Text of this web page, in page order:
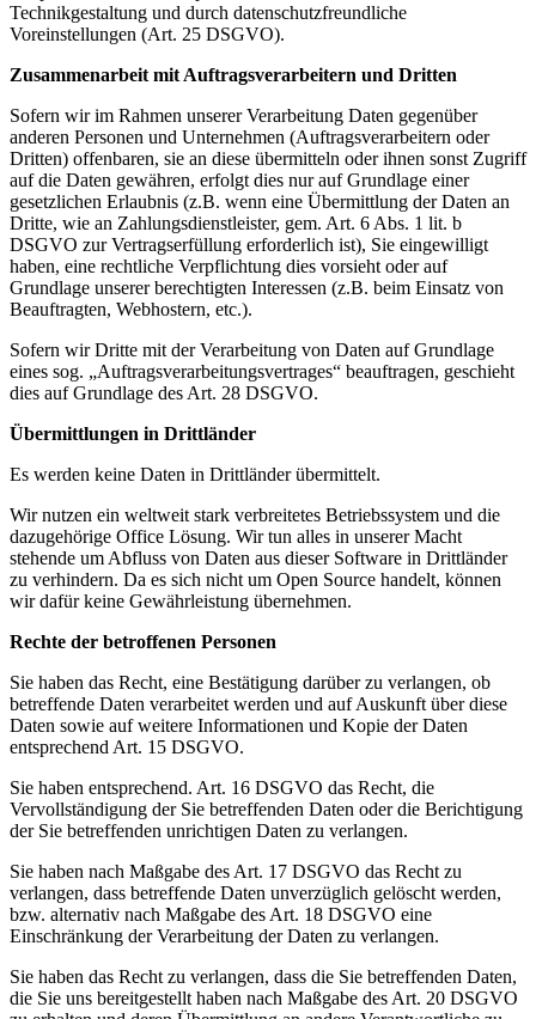
Technikgestaltung und durch datenschutzfreundliche
Voreinstellungen (Art. 25 DSGVO).
Zusammenarbeit mit Auftragsverarbeitern und Dritten
Sofern wir im Rahmen unserer Verarbeitung Daten gegenüber
anderen Personen und Unternehmen (Auftragsverarbeitern oder
Dritten) offenbaren, sie an diese übermitteln oder ihnen sonst Zugriff
auf die Daten gewähren, erfolgt dies nur auf Grundlage einer
gesetzlichen Erlaubnis (z.B. wenn eine Übermittlung der Daten an
Dritte, wie an Zahlungsdienstleister, gem. Art. 6 Abs. 1 lit. b
DSGVO zur Vertragserfüllung erforderlich ist), Sie eingewilligt
haben, eine rechtliche Verpflichtung dies vorsieht oder auf
Grundlage unserer berechtigten Interessen (z.B. beim Einsatz von
Beauftragten, Webhostern, etc.).
Sofern wir Dritte mit der Verarbeitung von Daten auf Grundlage
eines sog. „Auftragsverarbeitungsvertrages“ beauftragen, geschieht
dies auf Grundlage des Art. 28 DSGVO.
Übermittlungen in Drittländer
Es werden keine Daten in Drittländer übermittelt.
Wir nutzen ein weltweit stark verbreitetes Betriebssystem und die
dazugehörige Office Lösung. Wir tun alles in unserer Macht
stehende um Abfluss von Daten aus dieser Software in Drittländer
zu verhindern. Da es sich nicht um Open Source handelt, können
wir dafür keine Gewährleistung übernehmen.
Rechte der betroffenen Personen
Sie haben das Recht, eine Bestätigung darüber zu verlangen, ob
betreffende Daten verarbeitet werden und auf Auskunft über diese
Daten sowie auf weitere Informationen und Kopie der Daten
entsprechend Art. 15 DSGVO.
Sie haben entsprechend. Art. 16 DSGVO das Recht, die
Vervollständigung der Sie betreffenden Daten oder die Berichtigung
der Sie betreffenden unrichtigen Daten zu verlangen.
Sie haben nach Maßgabe des Art. 17 DSGVO das Recht zu
verlangen, dass betreffende Daten unverzüglich gelöscht werden,
bzw. alternativ nach Maßgabe des Art. 18 DSGVO eine
Einschränkung der Verarbeitung der Daten zu verlangen.
Sie haben das Recht zu verlangen, dass die Sie betreffenden Daten,
die Sie uns bereitgestellt haben nach Maßgabe des Art. 20 DSGVO